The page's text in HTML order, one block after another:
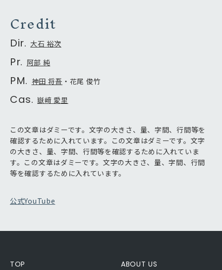
Credit
Dir. 大石 裕次
Pr. 阿部 純
PM. 神田 将吾 ・花尾 俊竹
Cas. 嶽﨑 愛里
この文章はダミーです。文字の大きさ、量、字間、行間等を
確認するために入れています。この文章はダミーです。文字
の大きさ、量、字間、行間等を確認するために入れていま
す。この文章はダミーです。文字の大きさ、量、字間、行間
等を確認するために入れています。
公式YouTube
TOP
ABOUT US